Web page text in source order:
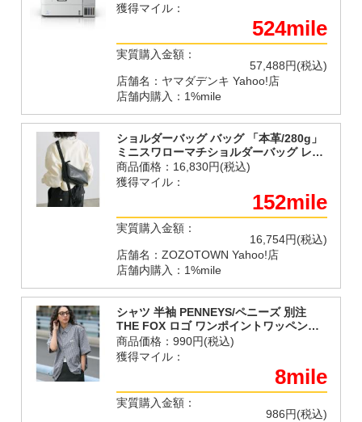
獲得マイル：
524mile
実質購入金額：
57,488円(税込)
店舗名：ヤマダデンキ Yahoo!店
店舗内購入：1%mile
ショルダーバッグ バッグ 「本革/280g」
ミニスワローマチショルダーバッグ レデ
ィース
商品価格： 16,830円(税込)
獲得マイル：
152mile
実質購入金額：
16,754円(税込)
店舗名：ZOZOTOWN Yahoo!店
店舗内購入：1%mile
シャツ 半袖 PENNEYS/ペニーズ 別注
THE FOX ロゴ ワンポイントワッペン刺
繍 裾ドローコード チェック柄アソートル
ーズ半袖シャツ メンズ レディース
商品価格： 990円(税込)
獲得マイル：
8mile
実質購入金額：
986円(税込)